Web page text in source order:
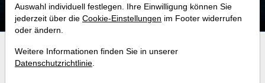
Investment-Check:
Kaufempfehlung?
Auswahl individuell festlegen. Ihre Einwilligung können Sie
jederzeit über die Cookie-Einstellungen im Footer widerrufen
oder ändern.
Weitere Informationen finden Sie in unserer
Datenschutzrichtlinie.